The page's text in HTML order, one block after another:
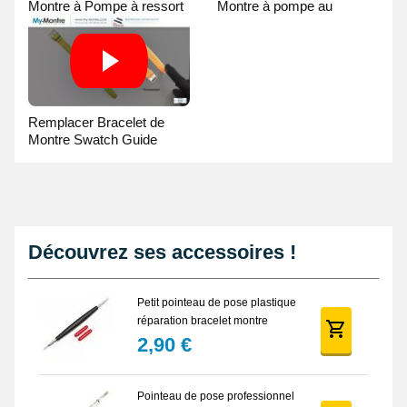
Montre à Pompe à ressort
- Guide Vidéo
Montre à pompe au
Remplacer Bracelet de
Montre Swatch Guide
Découvrez ses accessoires !
Petit pointeau de pose plastique
réparation bracelet montre
2,90 €
Pointeau de pose professionnel